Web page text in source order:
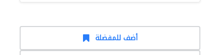
أضف للمفضلة